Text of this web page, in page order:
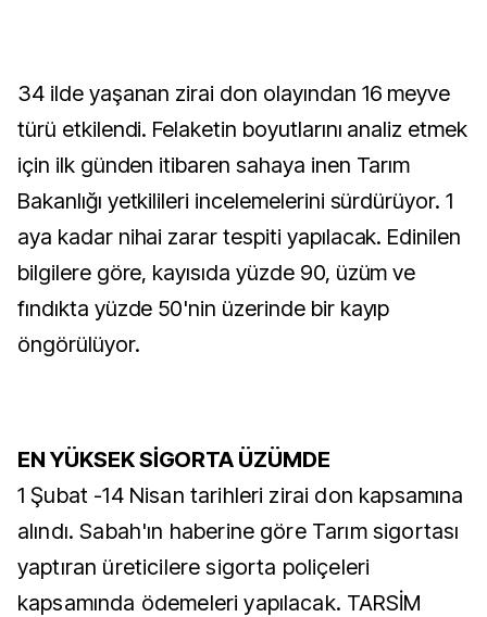
34 ilde yaşanan zirai don olayından 16 meyve
türü etkilendi. Felaketin boyutlarını analiz etmek
için ilk günden itibaren sahaya inen Tarım
Bakanlığı yetkilileri incelemelerini sürdürüyor. 1
aya kadar nihai zarar tespiti yapılacak. Edinilen
bilgilere göre, kayısıda yüzde 90, üzüm ve
fındıkta yüzde 50'nin üzerinde bir kayıp
öngörülüyor.
EN YÜKSEK SİGORTA ÜZÜMDE
1 Şubat -14 Nisan tarihleri zirai don kapsamına
alındı. Sabah'ın haberine göre Tarım sigortası
yaptıran üreticilere sigorta poliçeleri
kapsamında ödemeleri yapılacak. TARSİM